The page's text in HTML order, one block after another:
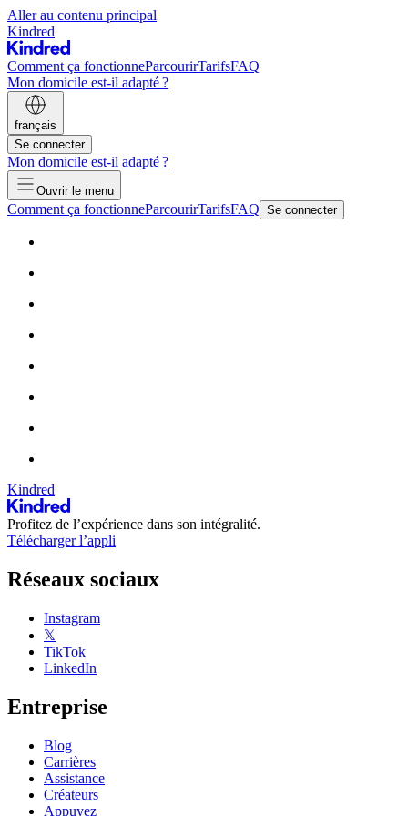
Aller au contenu principal
Kindred
Comment ça fonctionneParcourirTarifsFAQ
Mon domicile est-il adapté ?
français
Se connecter
Mon domicile est-il adapté ?
Ouvrir le menu
Comment ça fonctionneParcourirTarifsFAQ Se connecter
Kindred
Profitez de l’expérience dans son intégralité.
Télécharger l’appli
Réseaux sociaux
Instagram
𝕏
TikTok
LinkedIn
Entreprise
Blog
Carrières
Assistance
Créateurs
Appuyez